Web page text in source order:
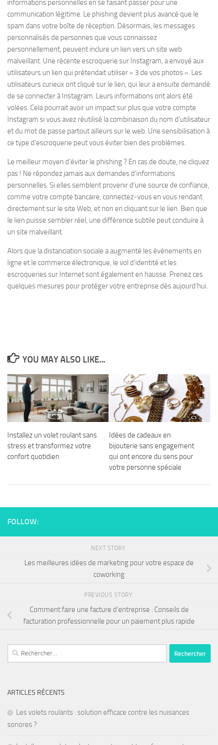
informations personnelles en se faisant passer pour une
communication légitime. Le phishing devient plus avancé que le
spam dans votre boîte de réception. Désormais, les messages
personnalisés de personnes que vous connaissez
personnellement, peuvent inclure un lien vers un site web
malveillant. Une récente escroquerie sur Instagram, a envoyé aux
utilisateurs un lien qui prétendait utiliser « 3 de vos photos ». Les
utilisateurs curieux ont cliqué sur le lien, qui leur a ensuite demandé
de se connecter à Instagram. Leurs informations ont alors été
volées. Cela pourrait avoir un impact sur plus que votre compte
Instagram si vous avez réutilisé la combinaison du nom d’utilisateur
et du mot de passe partout ailleurs sur le web. Une sensibilisation à
ce type d’escroquerie peut vous éviter bien des problèmes.
Le meilleur moyen d’éviter le phishing ? En cas de doute, ne cliquez
pas ! Ne répondez jamais aux demandes d’informations
personnelles. Si elles semblent provenir d’une source de confiance,
comme votre compte bancaire, connectez-vous en vous rendant
directement sur le site Web, et non en cliquant sur le lien. Bien que
le lien puisse sembler réel, une différence subtile peut conduire à
un site malveillant.
Alors que la distanciation sociale a augmenté les événements en
ligne et le commerce électronique, le vol d’identité et les
escroqueries sur Internet sont également en hausse. Prenez ces
quelques mesures pour protéger votre entreprise dès aujourd’hui.
YOU MAY ALSO LIKE...
Installez un volet roulant sans
stress et transformez votre
confort quotidien
Idées de cadeaux en
bijouterie sans engagement
qui ont encore du sens pour
votre personne spéciale
FOLLOW:
NEXT STORY
Les meilleures idées de marketing pour votre espace de
coworking
PREVIOUS STORY
Comment faire une facture d’entreprise : Conseils de
facturation professionnelle pour un paiement plus rapide
ARTICLES RÉCENTS
Les volets roulants : solution efficace contre les nuisances
sonores ?